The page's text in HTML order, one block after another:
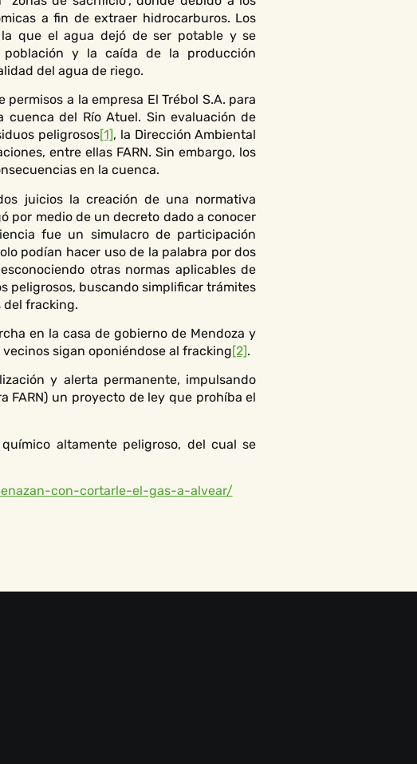
a fin de extraer hidrocarburos. Los
que el agua dejó de ser potable y se
población y la caída de la producción
del agua de riego.
a la empresa El Trébol S.A. para
cuenca del Río Atuel. Sin evaluación de
peligrosos[1], la Dirección Ambiental
entre ellas FARN. Sin embargo, los
en la cuenca.
juicios la creación de una normativa
por medio de un decreto dado a conocer
fue un simulacro de participación
podían hacer uso de la palabra por dos
otras normas aplicables de
peligrosos, buscando simplificar trámites
del fracking.
en la casa de gobierno de Mendoza y
sigan oponiéndose al fracking[2].
y alerta permanente, impulsando
FARN) un proyecto de ley que prohíba el
altamente peligroso, del cual se
con-cortarle-el-gas-a-alvear/